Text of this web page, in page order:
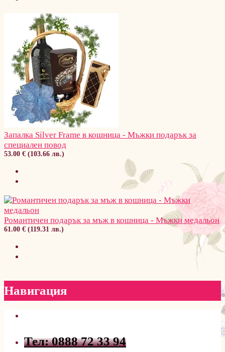
Запалка Silver Frame в кошница - Мъжки подарък за
специален повод
53.00 € (103.66 лв.)
Романтичен подарък за мъж в кошница - Мъжки медальон
61.00 € (119.31 лв.)
Навигация
Тел: 0888 72 33 94